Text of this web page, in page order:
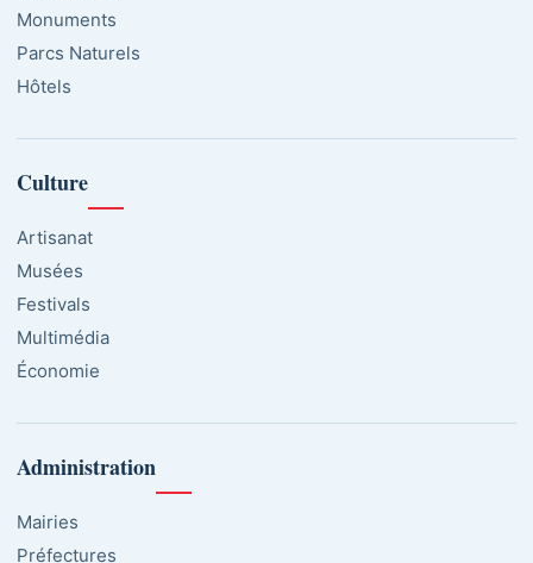
Monuments
Parcs Naturels
Hôtels
Culture
Artisanat
Musées
Festivals
Multimédia
Économie
Administration
Mairies
Préfectures